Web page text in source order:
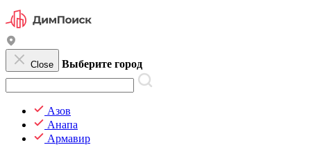
Close Выберите город
Азов
Анапа
Армавир